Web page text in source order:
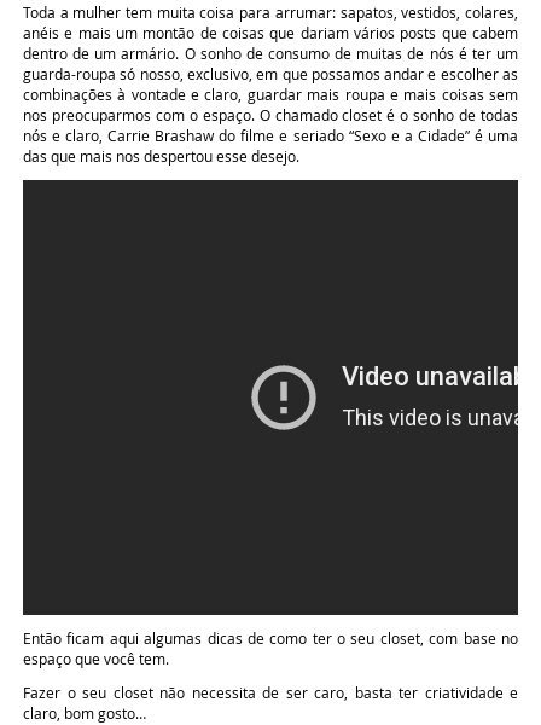
Toda a mulher tem muita coisa para arrumar: sapatos, vestidos, colares,
anéis e mais um montão de coisas que dariam vários posts que cabem
dentro de um armário. O sonho de consumo de muitas de nós é ter um
guarda-roupa só nosso, exclusivo, em que possamos andar e escolher as
combinações à vontade e claro, guardar mais roupa e mais coisas sem
nos preocuparmos com o espaço. O chamado closet é o sonho de todas
nós e claro, Carrie Brashaw do filme e seriado “Sexo e a Cidade” é uma
das que mais nos despertou esse desejo.
Então ficam aqui algumas dicas de como ter o seu closet, com base no
espaço que você tem.
Fazer o seu closet não necessita de ser caro, basta ter criatividade e
claro, bom gosto…